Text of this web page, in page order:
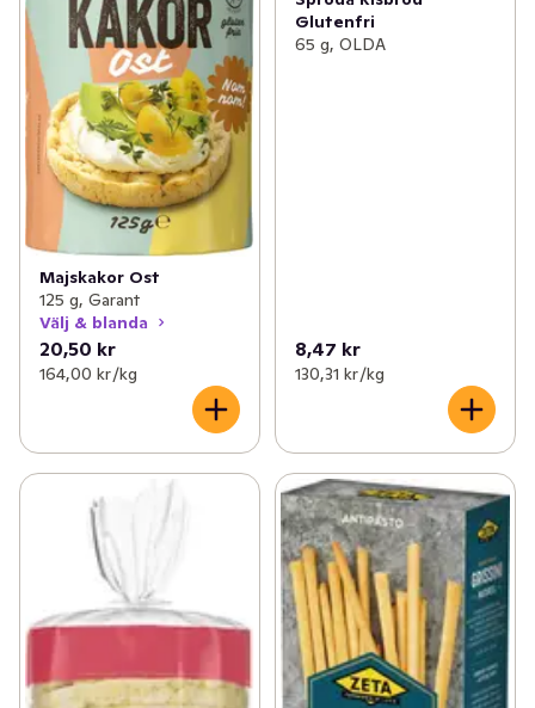
Majskakor Ost
125 g, Garant
Välj & blanda
20,50 kr
164,00 kr /kg
Glutenfri
65 g, OLDA
8,47 kr
130,31 kr /kg